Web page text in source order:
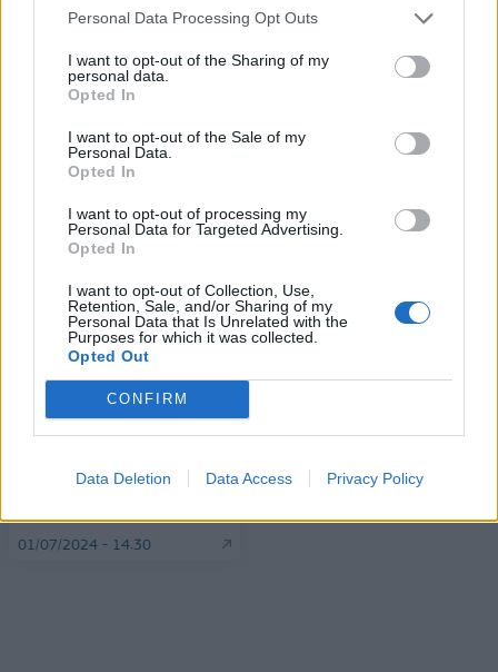
Personal Data Processing Opt Outs
I want to opt-out of the Sharing of my
personal data.
Opted In
I want to opt-out of the Sale of my
Personal Data.
Opted In
I want to opt-out of processing my
Personal Data for Targeted Advertising.
Opted In
I want to opt-out of Collection, Use,
Retention, Sale, and/or Sharing of my
Personal Data that Is Unrelated with the
Purposes for which it was collected.
Opted Out
CONFIRM
Data Deletion Data Access Privacy Policy
πύλες του σε όλους
ΒΕΘ: 6 στους 10 βιοτέχνες
στη Θεσσαλονίκη κρίνουν
κατάσταση των
01/07/2024 - 14:30
έκθεση Eurosatory 2024
01/07/2024 - 14:44